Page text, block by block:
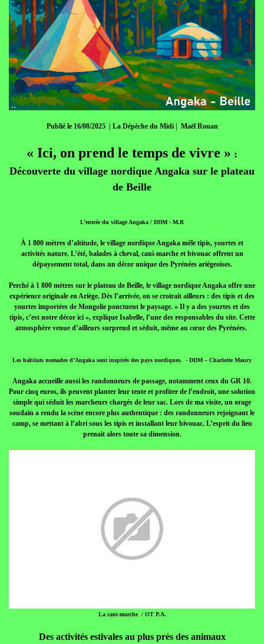
Publié le 16/08/2025 | La Dépêche du Midi | Maël Rouan
« Ici, on prend le temps de vivre » :
Découverte du village nordique Angaka sur le plateau
de Beille
L’entrée du village Angaka / DDM - M.R
À 1 800 mètres d’altitude, le village nordique Angaka mêle tipis, yourtes et
activités nature. L’été, balades à cheval, cani-marche et bivouac offrent un
dépaysement total, dans un décor unique des Pyrénées ariégeoises.
Perché à 1 800 mètres sur le plateau de Beille, le village nordique Angaka offre une
expérience originale en Ariège. Dès l’arrivée, on se croirait ailleurs : des tipis et des
yourtes importées de Mongolie ponctuent le paysage. « Il y a des yourtes et des
tipis, c’est notre décor ici », explique Isabelle, l’une des responsables du site. Cette
atmosphère venue d’ailleurs surprend et séduit, même au cœur des Pyrénées.
Les habitats nomades d’Angaka sont inspirés des pays nordiques. - DDM – Charlotte Maury
Angaka accueille aussi les randonneurs de passage, notamment ceux du GR 10.
Pour cinq euros, ils peuvent planter leur tente et profiter de l’endroit, une solution
simple qui séduit les marcheurs chargés de leur sac. Lors de ma visite, un orage
soudain a rendu la scène encore plus authentique : des randonneurs rejoignant le
camp, se mettant à l’abri sous les tipis et installant leur bivouac. L’esprit du lieu
prenait alors toute sa dimension.
La cani-marche / OT P.A.
Des activités estivales au plus près des animaux